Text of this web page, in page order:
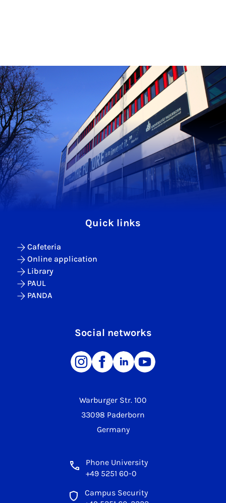
Warburger Str. 100
33098 Paderborn
Germany
Phone University
+49 5251 60-0
Campus Security
Quick links
Cafeteria
Online application
Library
PAUL
PANDA
Social networks